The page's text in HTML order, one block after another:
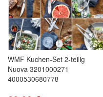
WMF Kuchen-Set 2-teilig
Nuova 3201000271
4000530680778